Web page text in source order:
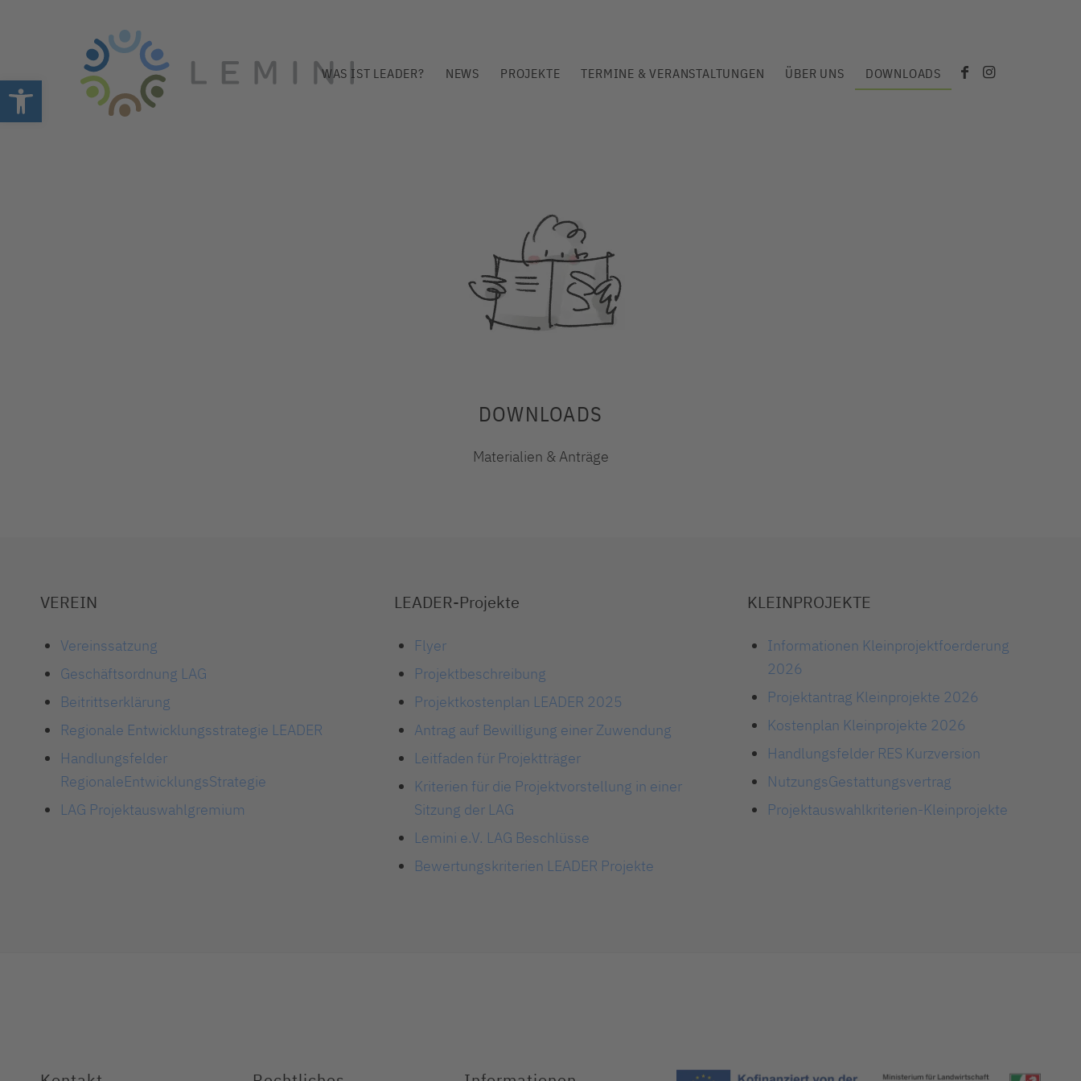
Open toolbar WAS IST LEADER? NEWS PROJEKTE TERMINE & VERANSTALTUNGEN ÜBER UNS DOWNLOADS
DOWNLOADS
Materialien & Anträge
VEREIN
Vereinssatzung
Geschäftsordnung LAG
Beitrittserklärung
Regionale Entwicklungsstrategie LEADER
Handlungsfelder
RegionaleEntwicklungsStrategie
LAG Projektauswahlgremium
LEADER-Projekte
Flyer
Projektbeschreibung
Projektkostenplan LEADER 2025
Antrag auf Bewilligung einer Zuwendung
Leitfaden für Projektträger
Kriterien für die Projektvorstellung in einer
Sitzung der LAG
Lemini e.V. LAG Beschlüsse
Bewertungskriterien LEADER Projekte
KLEINPROJEKTE
Informationen Kleinprojektfoerderung
2026
Projektantrag Kleinprojekte 2026
Kostenplan Kleinprojekte 2026
Handlungsfelder RES Kurzversion
NutzungsGestattungsvertrag
Projektauswahlkriterien-Kleinprojekte